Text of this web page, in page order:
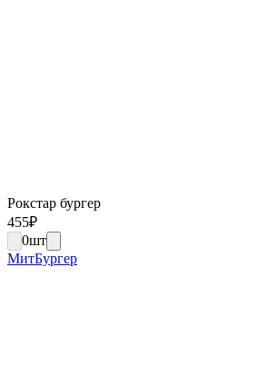
Рокстар бургер
455₽
0шт
МитБургер